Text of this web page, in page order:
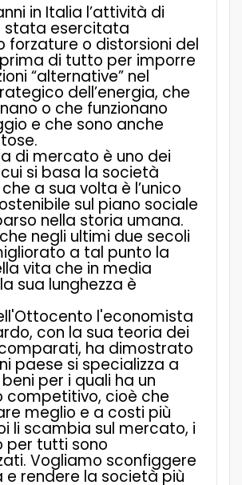
in Italia l’attività di
stata esercitata
forzature o distorsioni del
di tutto per imporre
“alternative” nel
dell’energia, che
o che funzionano
e che sono anche
di mercato è uno dei
si basa la società
a sua volta è l’unico
sul piano sociale
nella storia umana.
negli ultimi due secoli
a tal punto la
vita che in media
sua lunghezza è
l'economista
con la sua teoria dei
ha dimostrato
paese si specializza a
per i quali ha un
competitivo, cioè che
meglio e a costi più
li scambia sul mercato, i
per tutti sono
Vogliamo sconfiggere
e rendere la società più